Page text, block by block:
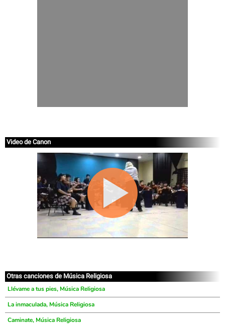
Video de Canon
Otras canciones de Música Religiosa
Llévame a tus pies, Música Religiosa
La inmaculada, Música Religiosa
Caminate, Música Religiosa